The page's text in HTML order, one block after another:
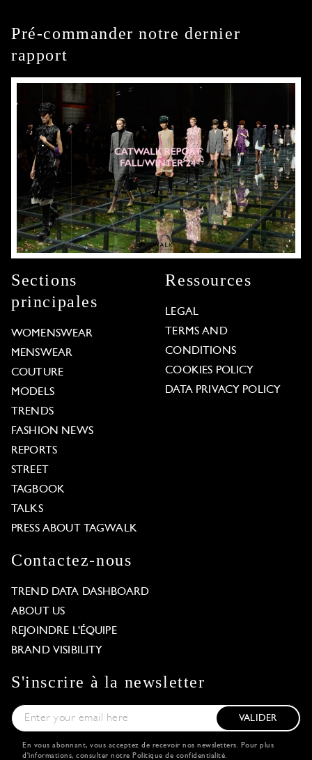
Pré-commander notre dernier
rapport
Sections
principales
WOMENSWEAR
MENSWEAR
COUTURE
MODELS
TRENDS
FASHION NEWS
REPORTS
STREET
TAGBOOK
TALKS
PRESS ABOUT TAGWALK
Ressources
LEGAL
TERMS AND
CONDITIONS
COOKIES POLICY
DATA PRIVACY POLICY
Contactez-nous
TREND DATA DASHBOARD
ABOUT US
REJOINDRE L'ÉQUIPE
BRAND VISIBILITY
S'inscrire à la newsletter
VALIDER
En vous abonnant, vous acceptez de recevoir nos newsletters. Pour plus
d'informations, consulter notre Politique de confidentialité.